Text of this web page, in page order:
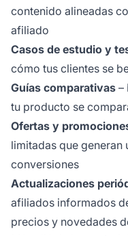
contenido alineadas
afiliado
Casos de estudio y
cómo tus clientes se
Guías comparativas –
tu producto se
Ofertas y
limitadas que generan
conversiones
Actualizaciones
afiliados informados
precios y novedades